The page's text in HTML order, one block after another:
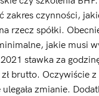
zakres czynności,
rzecz spółki.
jakie musi
stawka za
brutto. Oczywiście
zmianie.